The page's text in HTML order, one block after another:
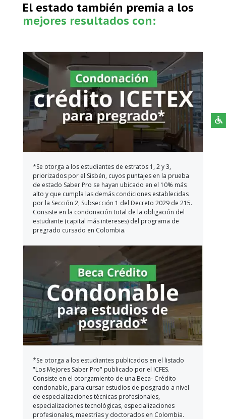
El estado también premia a los
mejores resultados con:
*Se otorga a los estudiantes de estratos 1, 2 y 3,
priorizados por el Sisbén, cuyos puntajes en la prueba
de estado Saber Pro se hayan ubicado en el 10% más
alto y que cumpla las demás condiciones establecidas
por la Sección 2, Subsección 1 del Decreto 2029 de 215.
Consiste en la condonación total de la obligación del
estudiante (capital más intereses) del programa de
pregrado cursado en Colombia.
*Se otorga a los estudiantes publicados en el listado
"Los Mejores Saber Pro" publicado por el ICFES.
Consiste en el otorgamiento de una Beca- Crédito
condonable, para cursar estudios de posgrado a nivel
de especializaciones técnicas profesionales,
especializaciones tecnológicas, especializaciones
profesionales, maestrías y doctorados en Colombia.